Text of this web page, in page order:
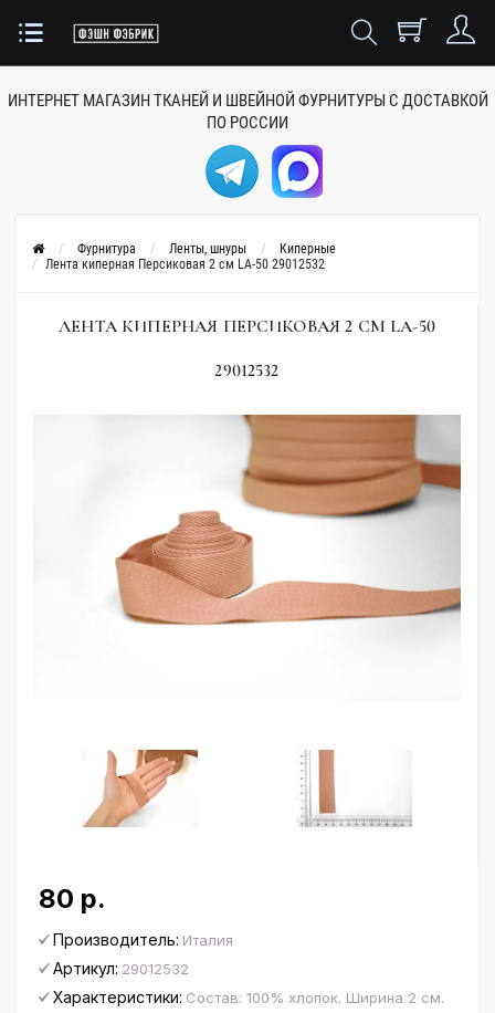
ИНТЕРНЕТ МАГАЗИН ТКАНЕЙ И ШВЕЙНОЙ ФУРНИТУРЫ С ДОСТАВКОЙ
ПО РОССИИ
Фурнитура Ленты, шнуры
Киперные
Лента киперная Персиковая 2 см LA-50 29012532
ЛЕНТА КИПЕРНАЯ ПЕРСИКОВАЯ 2 СМ LA-50
29012532
80 р.
Производитель: Италия
Артикул: 29012532
Характеристики: Состав: 100% хлопок. Ширина 2 см.